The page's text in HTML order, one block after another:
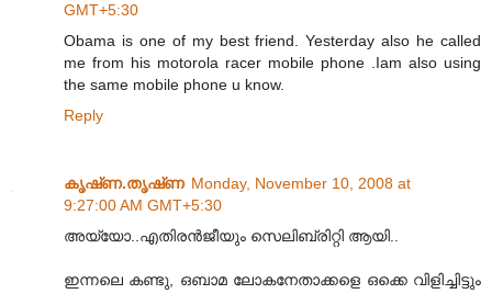
GMT+5:30
Obama is one of my best friend. Yesterday also he called
me from his motorola racer mobile phone .Iam also using
the same mobile phone u know.
Reply
കൃഷ്‌ണ.തൃഷ്‌ണ Monday, November 10, 2008 at
9:27:00 AM GMT+5:30
അയ്യോ..എതിരന്‍ജീയും സെലിബ്രിറ്റി ആയി..
ഇന്നലെ കണ്ടു, ഒബാമ ലോകനേതാക്കളെ ഒക്കെ വിളിച്ചിട്ടും